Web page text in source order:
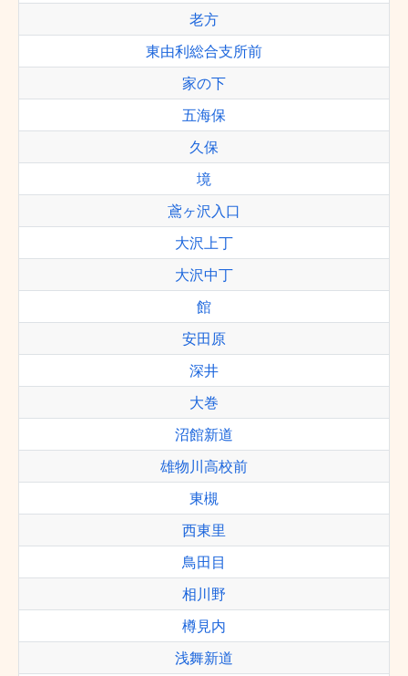
老方
東由利総合支所前
家の下
五海保
久保
境
鳶ヶ沢入口
大沢上丁
大沢中丁
館
安田原
深井
大巻
沼館新道
雄物川高校前
東槻
西東里
鳥田目
相川野
樽見内
浅舞新道